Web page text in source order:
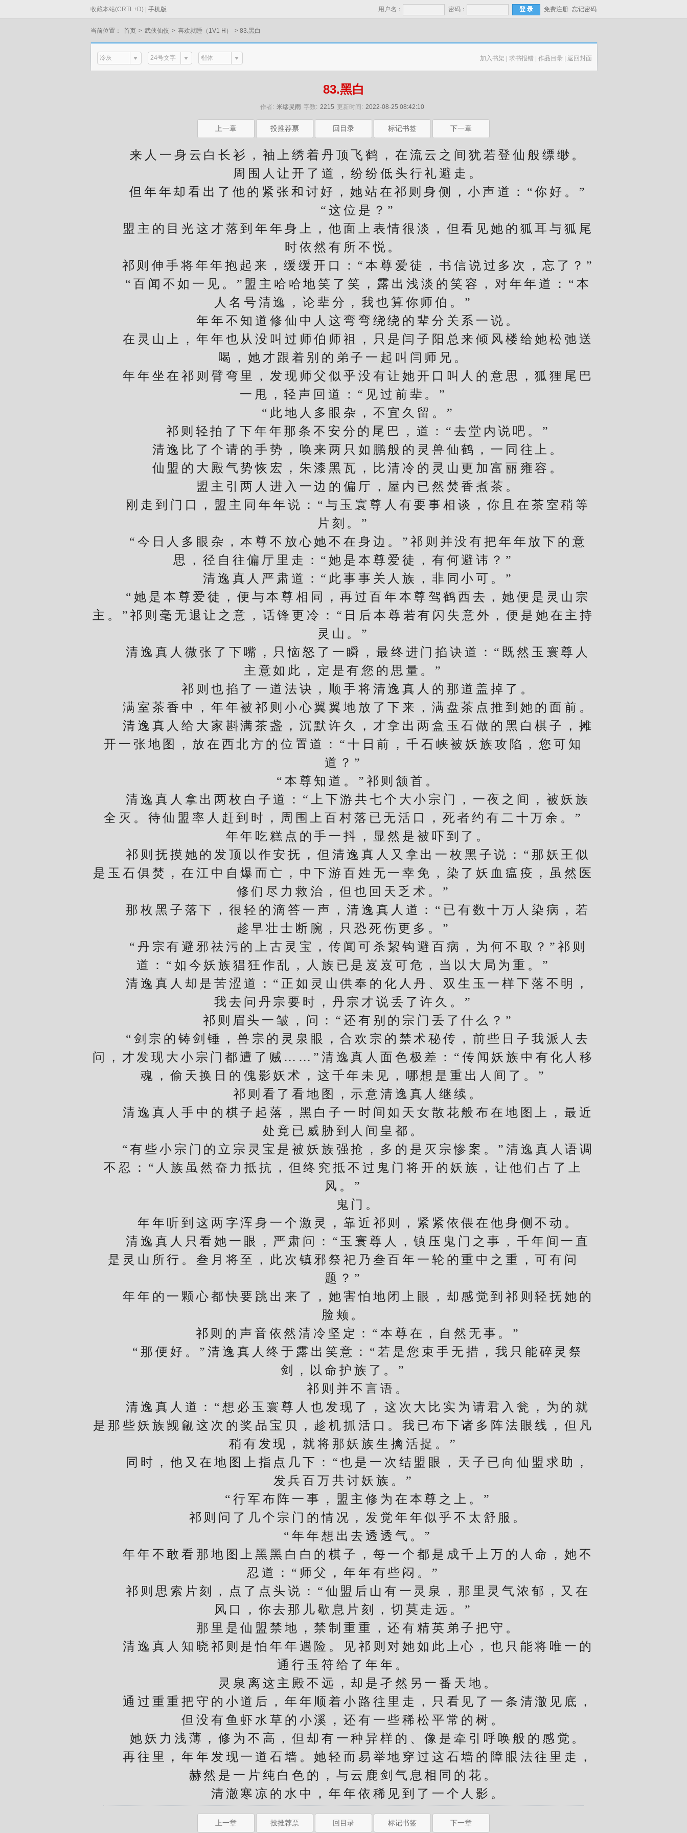
收藏本站(CRTL+D) | 手机版 用户名： 密码： 免费注册 忘记密码
当前位置： 首页 > 武侠仙侠 > 喜欢就睡（1V1 H） > 83.黑白
冷灰 24号文字 楷体 加入书架 | 求书报错 | 作品目录 | 返回封面
83.黑白
作者: 米缪灵雨 字数: 2215 更新时间: 2022-08-25 08:42:10
上一章 投推荐票 回目录 标记书签 下一章
来人一身云白长衫，袖上绣着丹顶飞鹤，在流云之间犹若登仙般缥缈。
周围人让开了道，纷纷低头行礼避走。
但年年却看出了他的紧张和讨好，她站在祁则身侧，小声道：“你好。”
“这位是？”
盟主的目光这才落到年年身上，他面上表情很淡，但看见她的狐耳与狐尾
时依然有所不悦。
祁则伸手将年年抱起来，缓缓开口：“本尊爱徒，书信说过多次，忘了？”
“百闻不如一见。”盟主哈哈地笑了笑，露出浅淡的笑容，对年年道：“本
人名号清逸，论辈分，我也算你师伯。”
年年不知道修仙中人这弯弯绕绕的辈分关系一说。
在灵山上，年年也从没叫过师伯师祖，只是闫子阳总来倾风楼给她松弛送
喝，她才跟着别的弟子一起叫闫师兄。
年年坐在祁则臂弯里，发现师父似乎没有让她开口叫人的意思，狐狸尾巴
一甩，轻声回道：“见过前辈。”
“此地人多眼杂，不宜久留。”
祁则轻拍了下年年那条不安分的尾巴，道：“去堂内说吧。”
清逸比了个请的手势，唤来两只如鹏般的灵兽仙鹤，一同往上。
仙盟的大殿气势恢宏，朱漆黑瓦，比清冷的灵山更加富丽雍容。
盟主引两人进入一边的偏厅，屋内已然焚香煮茶。
刚走到门口，盟主同年年说：“与玉寰尊人有要事相谈，你且在茶室稍等
片刻。”
“今日人多眼杂，本尊不放心她不在身边。”祁则并没有把年年放下的意
思，径自往偏厅里走：“她是本尊爱徒，有何避讳？”
清逸真人严肃道：“此事事关人族，非同小可。”
“她是本尊爱徒，便与本尊相同，再过百年本尊驾鹤西去，她便是灵山宗
主。”祁则毫无退让之意，话锋更冷：“日后本尊若有闪失意外，便是她在主持
灵山。”
清逸真人微张了下嘴，只恼怒了一瞬，最终进门掐诀道：“既然玉寰尊人
主意如此，定是有您的思量。”
祁则也掐了一道法诀，顺手将清逸真人的那道盖掉了。
满室茶香中，年年被祁则小心翼翼地放了下来，满盘茶点推到她的面前。
清逸真人给大家斟满茶盏，沉默许久，才拿出两盒玉石做的黑白棋子，摊
开一张地图，放在西北方的位置道：“十日前，千石峡被妖族攻陷，您可知
道？”
“本尊知道。”祁则颔首。
清逸真人拿出两枚白子道：“上下游共七个大小宗门，一夜之间，被妖族
全灭。待仙盟率人赶到时，周围上百村落已无活口，死者约有二十万余。”
年年吃糕点的手一抖，显然是被吓到了。
祁则抚摸她的发顶以作安抚，但清逸真人又拿出一枚黑子说：“那妖王似
是玉石俱焚，在江中自爆而亡，中下游百姓无一幸免，染了妖血瘟疫，虽然医
修们尽力救治，但也回天乏术。”
那枚黑子落下，很轻的滴答一声，清逸真人道：“已有数十万人染病，若
趁早壮士断腕，只恐死伤更多。”
“丹宗有避邪祛污的上古灵宝，传闻可杀絜钩避百病，为何不取？”祁则
道：“如今妖族猖狂作乱，人族已是岌岌可危，当以大局为重。”
清逸真人却是苦涩道：“正如灵山供奉的化人丹、双生玉一样下落不明，
我去问丹宗要时，丹宗才说丢了许久。”
祁则眉头一皱，问：“还有别的宗门丢了什么？”
“剑宗的铸剑锤，兽宗的灵泉眼，合欢宗的禁术秘传，前些日子我派人去
问，才发现大小宗门都遭了贼……”清逸真人面色极差：“传闻妖族中有化人移
魂，偷天换日的傀影妖术，这千年未见，哪想是重出人间了。”
祁则看了看地图，示意清逸真人继续。
清逸真人手中的棋子起落，黑白子一时间如天女散花般布在地图上，最近
处竟已威胁到人间皇都。
“有些小宗门的立宗灵宝是被妖族强抢，多的是灭宗惨案。”清逸真人语调
不忍：“人族虽然奋力抵抗，但终究抵不过鬼门将开的妖族，让他们占了上
风。”
鬼门。
年年听到这两字浑身一个激灵，靠近祁则，紧紧依偎在他身侧不动。
清逸真人只看她一眼，严肃问：“玉寰尊人，镇压鬼门之事，千年间一直
是灵山所行。叁月将至，此次镇邪祭祀乃叁百年一轮的重中之重，可有问
题？”
年年的一颗心都快要跳出来了，她害怕地闭上眼，却感觉到祁则轻抚她的
脸颊。
祁则的声音依然清冷坚定：“本尊在，自然无事。”
“那便好。”清逸真人终于露出笑意：“若是您束手无措，我只能碎灵祭
剑，以命护族了。”
祁则并不言语。
清逸真人道：“想必玉寰尊人也发现了，这次大比实为请君入瓮，为的就
是那些妖族觊觎这次的奖品宝贝，趁机抓活口。我已布下诸多阵法眼线，但凡
稍有发现，就将那妖族生擒活捉。”
同时，他又在地图上指点几下：“也是一次结盟眼，天子已向仙盟求助，
发兵百万共讨妖族。”
“行军布阵一事，盟主修为在本尊之上。”
祁则问了几个宗门的情况，发觉年年似乎不太舒服。
“年年想出去透透气。”
年年不敢看那地图上黑黑白白的棋子，每一个都是成千上万的人命，她不
忍道：“师父，年年有些闷。”
祁则思索片刻，点了点头说：“仙盟后山有一灵泉，那里灵气浓郁，又在
风口，你去那儿歇息片刻，切莫走远。”
那里是仙盟禁地，禁制重重，还有精英弟子把守。
清逸真人知晓祁则是怕年年遇险。见祁则对她如此上心，也只能将唯一的
通行玉符给了年年。
灵泉离这主殿不远，却是孑然另一番天地。
通过重重把守的小道后，年年顺着小路往里走，只看见了一条清澈见底，
但没有鱼虾水草的小溪，还有一些稀松平常的树。
她妖力浅薄，修为不高，但却有一种异样的、像是牵引呼唤般的感觉。
再往里，年年发现一道石墙。她轻而易举地穿过这石墙的障眼法往里走，
赫然是一片纯白色的，与云鹿剑气息相同的花。
清澈寒凉的水中，年年依稀见到了一个人影。
上一章 投推荐票 回目录 标记书签 下一章